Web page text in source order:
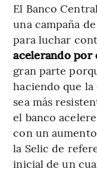
El Banco
una campaña
para luchar
acelerando por
gran parte
haciendo que
sea más
el banco
con un
la Selic de
inicial de un